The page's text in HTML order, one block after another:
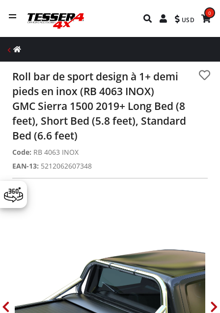
USD
0
Roll bar de sport design à 1+ demi
pieds en inox (RB 4063 INOX)
GMC Sierra 1500 2019+ Long Bed (8
feet), Short Bed (5.8 feet), Standard
Bed (6.6 feet)
Code: RB 4063 INOX
EAN-13: 5212062607348